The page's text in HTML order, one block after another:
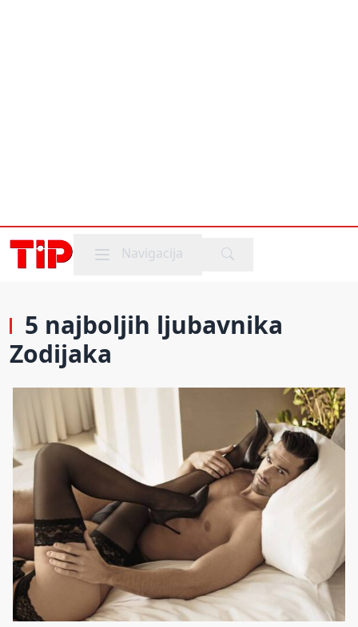
Mobile menu
Navigacija
5 najboljih ljubavnika
Zodijaka